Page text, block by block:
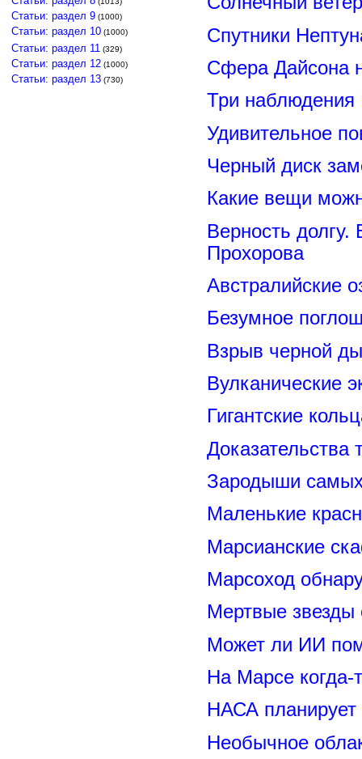
Статьи: раздел 9 (1000)
Статьи: раздел 10 (1000)
Статьи: раздел 11 (329)
Статьи: раздел 12 (1000)
Статьи: раздел 13 (730)
Спутники
Сфера Дайсона
Три
Удивительное
Черный диск
Какие вещи
Верность долгу.
Прохорова
Австралийские
Безумное
Взрыв черной
Вулканические
Гигантские
Доказательства
Зародыши самых
Маленькие
Марсианские
Марсоход
Мертвые
Может ли ИИ
На Марсе когда-
НАСА
Необычное